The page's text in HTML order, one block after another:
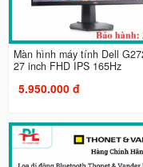
Màn hình máy tính Dell
27 inch FHD IPS 165Hz
5.950.000 đ